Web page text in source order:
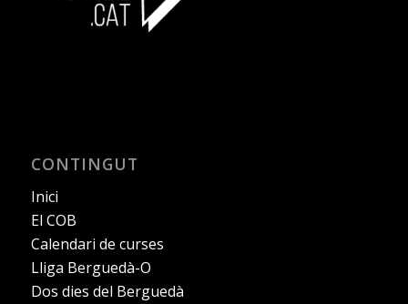
CONTINGUT
Inici
El COB
Calendari de curses
Lliga Berguedà-O
Dos dies del Berguedà